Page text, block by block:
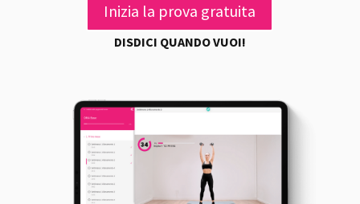
Inizia la prova gratuita
DISDICI QUANDO VUOI!